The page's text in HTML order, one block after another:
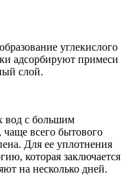
углекислого
адсорбируют примеси
слой.
вод с большим
чаще всего бытового
Для ее уплотнения
которая заключается
на несколько дней.